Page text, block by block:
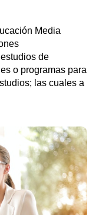
Media
de
o programas para
las cuales a